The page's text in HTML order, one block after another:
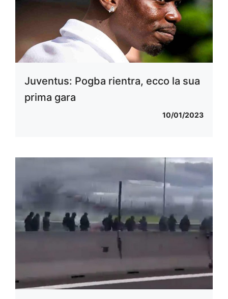
Juventus: Pogba rientra, ecco la sua
prima gara
10/01/2023